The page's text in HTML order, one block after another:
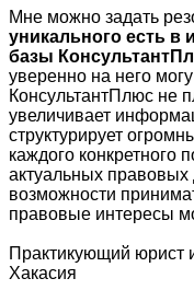
Мне можно задать
уникального есть
базы
уверенно на него
КонсультантПлюс не
увеличивает
структурирует
каждого конкретного
актуальных правовых
возможности
правовые интересы
Практикующий юрист
Хакасия